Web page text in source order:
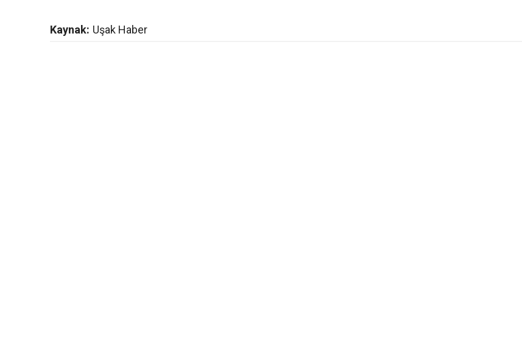
Kaynak: Uşak Haber